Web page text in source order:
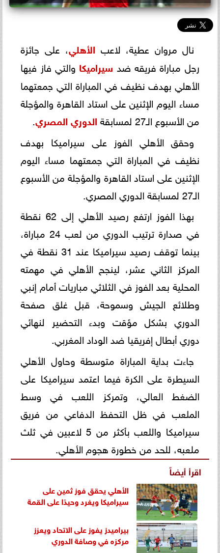
نال مروان عطية، لاعب الأهلي، على جائزة
رجل مباراة فريقه ضد سيراميكا والتي فاز فيها
الأهلي بهدف نظيف في المباراة التي جمعتهما
مساء اليوم الإثنين على استاد القاهرة والمؤجلة
من الأسبوع الـ27 لمسابقة
الدوري المصري.
وحقق الأهلي الفوز على سيراميكا بهدف
نظيف في المباراة التي جمعتهما مساء اليوم
الإثنين على استاد القاهرة والمؤجلة من الأسبوع
الـ27 لمسابقة الدوري المصري.
بهذا الفوز ارتفع رصيد الأهلي إلى 62 نقطة
في صدارة ترتيب الدوري من لعب 24 مباراة،
بينما توقف رصيد سيراميكا عند 31 نقطة في
المركز الثاني عشر، لينجح الأهلي في مهمته
المحلية بعد الفوز في الثلاثي مباريات أمام إنبي
وطلائع الجيش وسموحة، قبل غلق صفحة
الدوري بشكل مؤقت وبدء التحضير لنهائي
دوري أبطال إفريقيا ضد الوداد المغربي.
جاءت بداية المباراة متوسطة وحاول الأهلي
السيطرة على الكرة فيما اعتمد سيراميكا على
الضغط العالي، وتمركز اللعب في وسط
الملعب في ظل التحفظ الدفاعي من فريق
سيراميكا واللعب بأكثر من 5 لاعبين في ثلث
ملعبه، للحد من خطورة هجوم الأهلي.
اقرأ أيضاً
الأهلي يحقق فوز ثمين على
سيراميكا ويغرد وحيدًا على القمة
بيراميدز يفوز على الاتحاد ويعزز
مركزه في وصافة الدوري